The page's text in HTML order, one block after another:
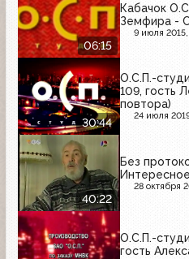
06:15
Кабачок
Земфира -
9 июля
30:44
О.С.П.-
109, гость
повтора)
24 июля
40:22
Без
28 октября
О.С.П.-
гость